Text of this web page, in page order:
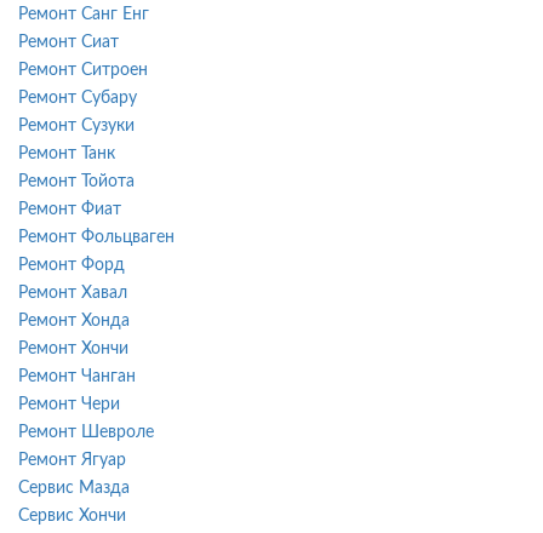
Ремонт Санг Енг
Ремонт Сиат
Ремонт Ситроен
Ремонт Субару
Ремонт Сузуки
Ремонт Танк
Ремонт Тойота
Ремонт Фиат
Ремонт Фольцваген
Ремонт Форд
Ремонт Хавал
Ремонт Хонда
Ремонт Хончи
Ремонт Чанган
Ремонт Чери
Ремонт Шевроле
Ремонт Ягуар
Сервис Мазда
Сервис Хончи